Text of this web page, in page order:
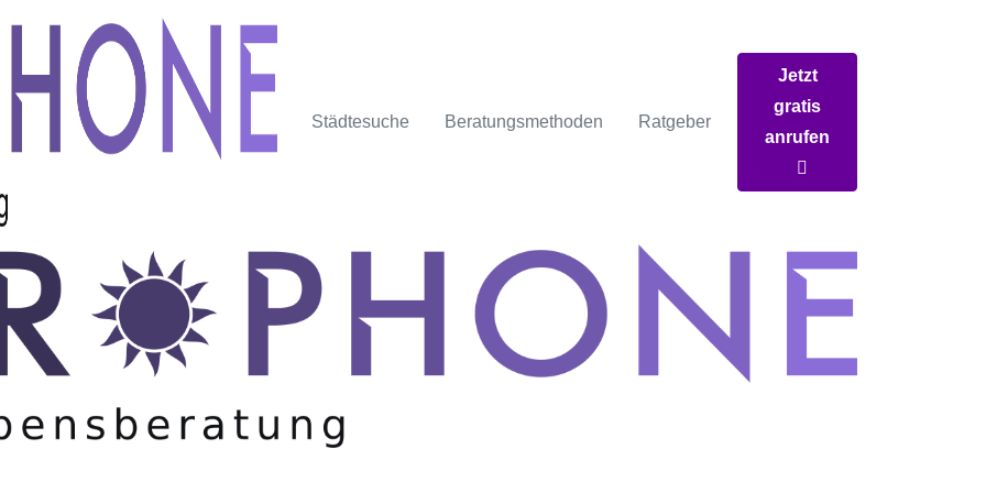
Städtesuche Beratungsmethoden Ratgeber
Jetzt
gratis
anrufen